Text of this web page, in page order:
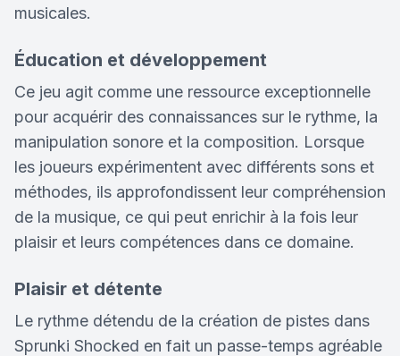
musicales.
Éducation et développement
Ce jeu agit comme une ressource exceptionnelle
pour acquérir des connaissances sur le rythme, la
manipulation sonore et la composition. Lorsque
les joueurs expérimentent avec différents sons et
méthodes, ils approfondissent leur compréhension
de la musique, ce qui peut enrichir à la fois leur
plaisir et leurs compétences dans ce domaine.
Plaisir et détente
Le rythme détendu de la création de pistes dans
Sprunki Shocked en fait un passe-temps agréable